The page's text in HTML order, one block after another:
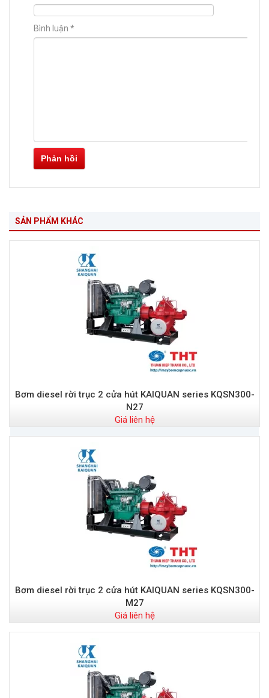
Bình luận *
Phản hồi
SẢN PHẨM KHÁC
Bơm diesel rời trục 2 cửa hút KAIQUAN series KQSN300-
N27
Giá liên hệ
Bơm diesel rời trục 2 cửa hút KAIQUAN series KQSN300-
M27
Giá liên hệ